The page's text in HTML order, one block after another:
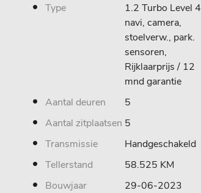
Type
1.2 Turbo Level 4
navi, camera,
stoelverw., park.
sensoren,
Rijklaarprijs / 12
mnd garantie
Aantal deuren
5
Aantal zitplaatsen 5
Transmissie
Handgeschakeld
Tellerstand
58.525 KM
Bouwjaar
29-06-2023